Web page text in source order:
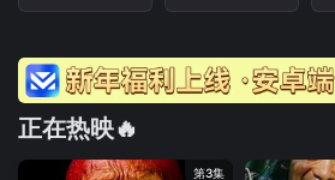
正在热映🔥
第3集